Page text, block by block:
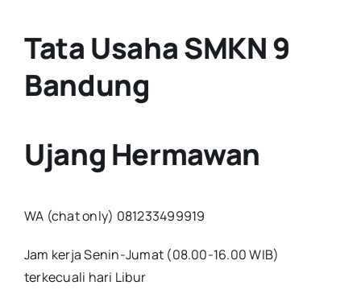
Tata Usaha SMKN 9
Bandung
Ujang Hermawan
WA (chat only) 081233499919
Jam kerja Senin-Jumat (08.00-16.00 WIB)
terkecuali hari Libur